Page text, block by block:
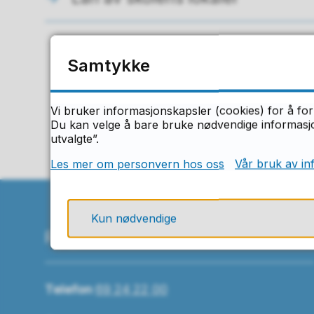
Ring oss
Telefon69 24 22 00
Samtykke
Vi bruker informasjonskapsler (cookies) for å
Du kan velge å bare bruke nødvendige
utvalgte”.
Les mer om personvern hos oss
Vår bruk av
Kun nødvendige